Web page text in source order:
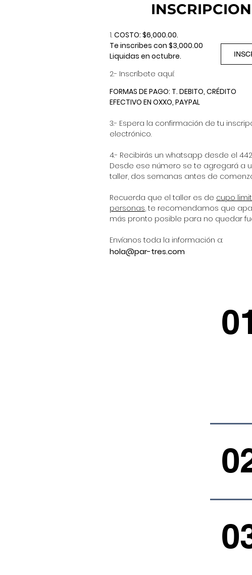
1. COSTO: $6,000.00.
Te inscribes con $3,000.00
Liquidas en octubre.
2.- Inscríbete aquí:
FORMAS DE PAGO: T. DEBITO, CRÉDITO
EFECTIVO EN OXXO, PAYPAL
3.- Espera la confirmación de tu
electrónico.
4.- Recibirás un whatsapp desde el 442
Desde ese número se te agregará a
taller, dos semanas antes de
Recuerda que el taller es de cupo
personas, te recomendamos que
más pronto posible para no quedar
Envíanos toda la información a:
hola@par-tres.com